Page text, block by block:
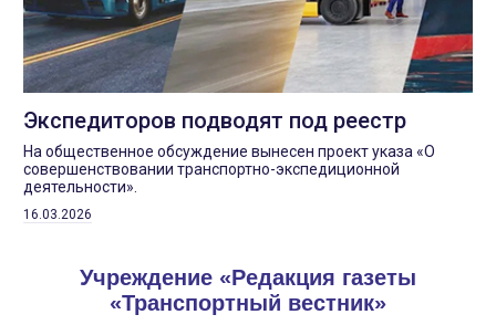
Экспедиторов подводят под реестр
На общественное обсуждение вынесен проект указа «О
совершенствовании транспортно-экспедиционной
деятельности».
16.03.2026
Учреждение «Редакция газеты
«Транспортный вестник»